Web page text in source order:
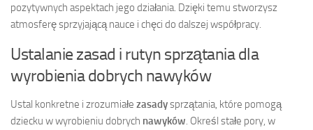
pozytywnych aspektach jego działania. Dzięki temu stworzysz
atmosferę sprzyjającą nauce i chęci do dalszej współpracy.
Ustalanie zasad i rutyn sprzątania dla
wyrobienia dobrych nawyków
Ustal konkretne i zrozumiałe zasadysprzątania, które pomogą
dziecku w wyrobieniu dobrych nawyków . Określ stałe pory, w